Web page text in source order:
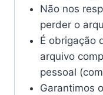
Não nos
perder o
É obrigação
arquivo
pessoal
Garantimos